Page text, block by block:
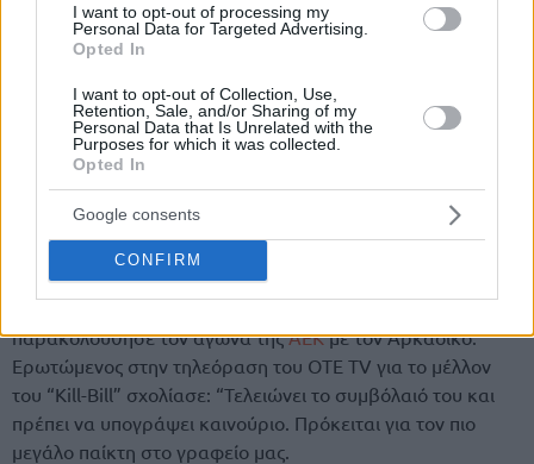
I want to opt-out of processing my
Personal Data for Targeted Advertising.
Opted In
I want to opt-out of Collection, Use,
Retention, Sale, and/or Sharing of my
Personal Data that Is Unrelated with the
Purposes for which it was collected.
Opted In
Google consents
CONFIRM
Της Eurohoops Team/ info@eurohoops.net
Το συμβόλαιο τουΒασίλη Σπανούληλήγει το φετινό
καλοκαίρι και ο Μίσκο Ραζνάτοβιτς δήλωσε πως πιστεύει
ότι ο αρχηγός τουΟλυμπιακούθα μείνει στην ομάδα.
Ο Σέρβος ατζέντης βρίσκεται στην Ελλάδα τις τελευταίες
μέρες, παρακολούθησε τονΒασίλη Σπανούλη
τουΟλυμπιακούαπέναντι στηΤΣΣΚΑκαι το Σάββατο
παρακολούθησε τον αγώνα τηςΑΕΚμε τον Αρκαδικό.
Ερωτώμενος στην τηλεόραση του OTE TV για το μέλλον
του “Kill-Bill” σχολίασε: “Τελειώνει το συμβόλαιό του και
πρέπει να υπογράψει καινούριο. Πρόκειται για τον πιο
μεγάλο παίκτη στο γραφείο μας.